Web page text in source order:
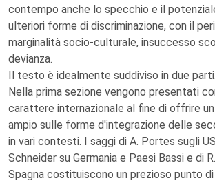
contempo anche lo specchio e il
ulteriori forme di discriminazione, con il
marginalità socio-culturale, insuccesso
devianza.
Il testo è idealmente suddiviso in due parti.
Nella prima sezione vengono presentati
carattere internazionale al fine di offrire
ampio sulle forme d'integrazione delle
in vari contesti. I saggi di A. Portes sugli
Schneider su Germania e Paesi Bassi e di
Spagna costituiscono un prezioso punto